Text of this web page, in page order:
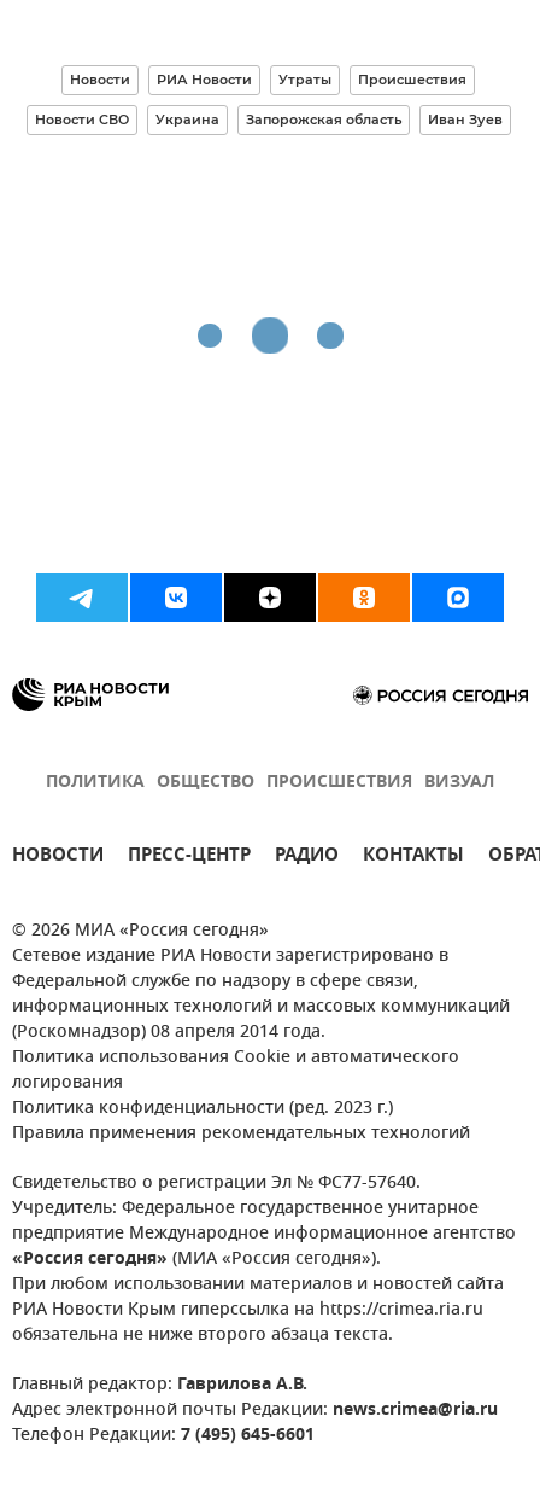
Новости РИА Новости Утраты Происшествия
Новости СВО Украина Запорожская область Иван Зуев
ПОЛИТИКА ОБЩЕСТВО ПРОИСШЕСТВИЯ ВИЗУАЛ
НОВОСТИ ПРЕСС-ЦЕНТР РАДИО КОНТАКТЫ
© 2026 МИА «Россия сегодня»
Сетевое издание РИА Новости зарегистрировано в
Федеральной службе по надзору в сфере связи,
информационных технологий и массовых коммуникаций
(Роскомнадзор) 08 апреля 2014 года.
Политика использования Cookie и автоматического
логирования
Политика конфиденциальности (ред. 2023 г.)
Правила применения рекомендательных технологий
Свидетельство о регистрации Эл № ФС77-57640.
Учредитель: Федеральное государственное унитарное
предприятие Международное информационное агентство
«Россия сегодня» (МИА «Россия сегодня»).
При любом использовании материалов и новостей сайта
РИА Новости Крым гиперссылка на https://crimea.ria.ru
обязательна не ниже второго абзаца текста.
Главный редактор: Гаврилова А.В.
Адрес электронной почты Редакции: news.crimea@ria.ru
Телефон Редакции: 7 (495) 645-6601